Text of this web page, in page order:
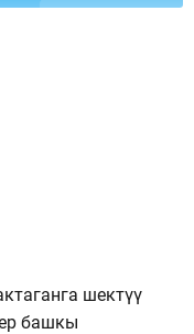
шектүү
башкы